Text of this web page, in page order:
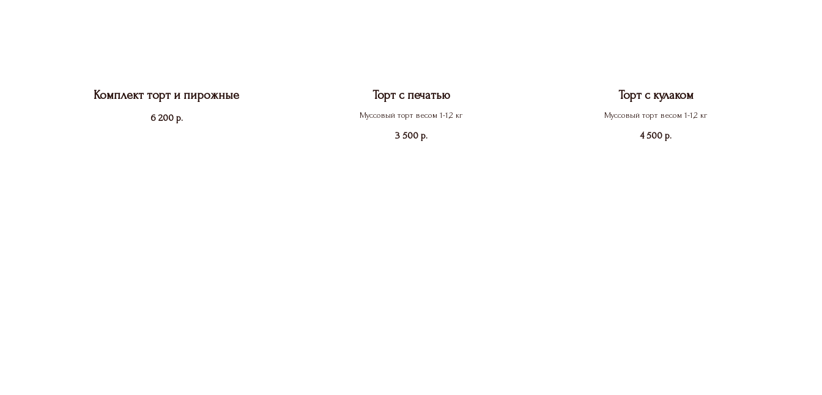
Комплект торт и пирожные
6 200 р.
Торт с печатью
Муссовый торт весом 1-1,2 кг
3 500 р.
Торт с кулаком
Муссовый торт весом 1-1,2 кг
4 500 р.